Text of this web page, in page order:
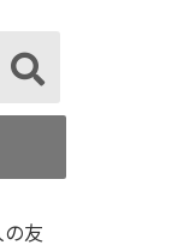
の友